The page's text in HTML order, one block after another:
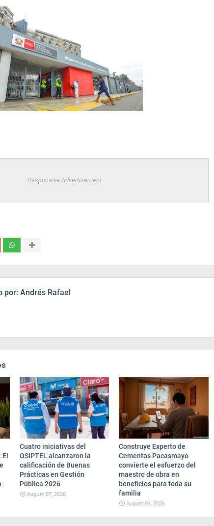
Responsive Advertisement
por: Andrés Rafael
Cuatro iniciativas del
OSIPTEL alcanzaron la
calificación de Buenas
Prácticas en Gestión
Pública 2026
August 07, 2026
Construye Experto de
Cementos Pacasmayo
convierte el esfuerzo del
maestro de obra en
beneficios para toda su
familia
August 04, 2026